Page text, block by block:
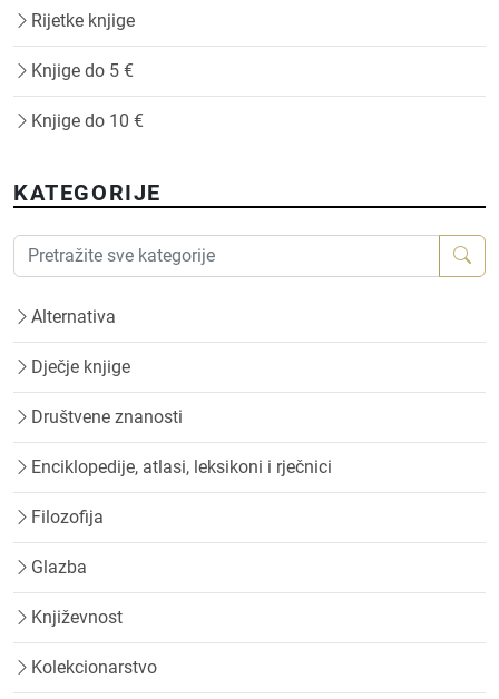
Rijetke knjige
Knjige do 5 €
Knjige do 10 €
KATEGORIJE
Alternativa
Dječje knjige
Društvene znanosti
Enciklopedije, atlasi, leksikoni i rječnici
Filozofija
Glazba
Književnost
Kolekcionarstvo